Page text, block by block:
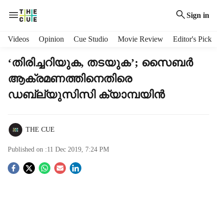
Sign in
Videos Opinion Cue Studio Movie Review Editor's Pick
‘തിരിച്ചറിയുക, തടയുക’; സൈബര്‍
ആക്രമണത്തിനെതിരെ
ഡബ്ല്യുസിസി ക്യാമ്പയിന്‍
THE CUE
Published on :11 Dec 2019, 7:24 PM
S